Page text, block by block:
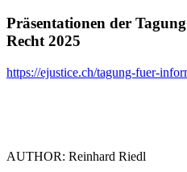
Präsentationen der
Recht 2025
https://ejustice.ch/tagung-fuer-
AUTHOR: Reinhard Riedl